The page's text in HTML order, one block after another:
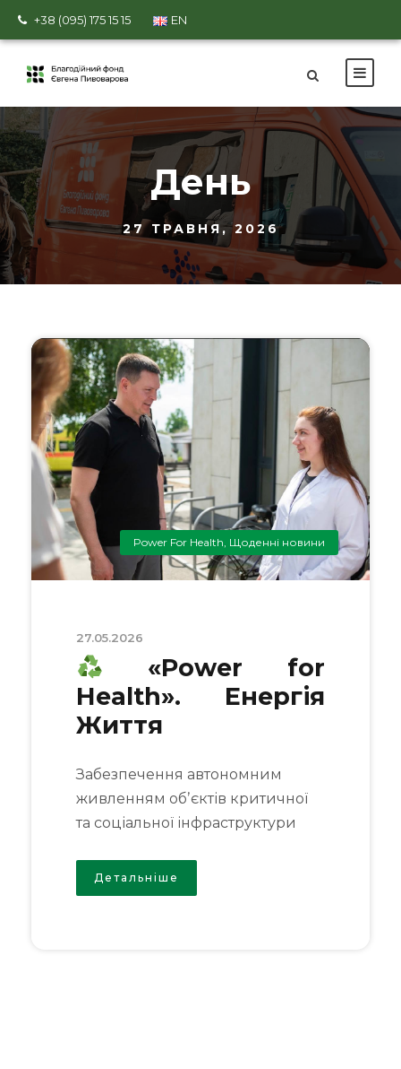
+38 (095) 175 15 15 EN
День
27 ТРАВНЯ, 2026
Power For Health Щоденні новини
27.05.2026
«Power for
Health». Енергія
Життя
Забезпечення автономним
живленням обʼєктів критичної
та соціальної інфраструктури
Детальніше